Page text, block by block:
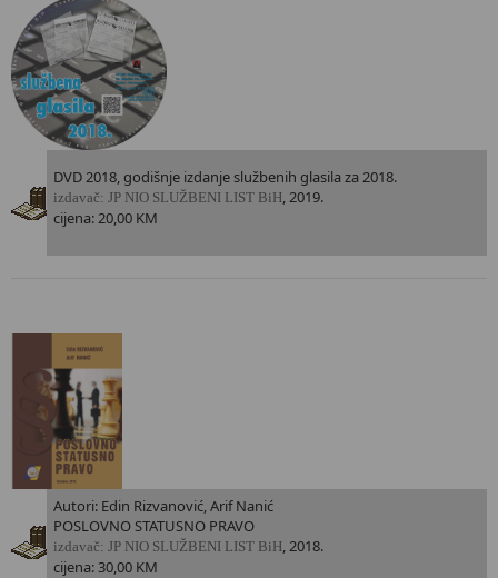
DVD 2018, godišnje izdanje službenih glasila za 2018.
izdavač: JP NIO SLUŽBENI LIST BiH, 2019.
cijena: 20,00 KM
Autori: Edin Rizvanović, Arif Nanić
POSLOVNO STATUSNO PRAVO
izdavač: JP NIO SLUŽBENI LIST BiH, 2018.
cijena: 30,00 KM